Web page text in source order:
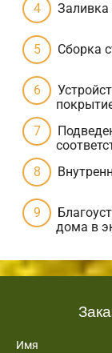
Заливка
Сборка
дома в
Имя